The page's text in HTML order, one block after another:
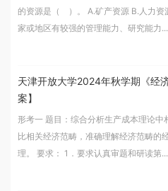
的资源是（ ）。 A.矿产资源 B.人力资
家或地区有较强的管理能力、研究能力...
天津开放大学2024年秋学期《经
案】
形考一 题目：综合分析生产成本理论
比相关经济范畴，准确理解经济范畴的
理。 要求： 1．要求认真审题和研读第...